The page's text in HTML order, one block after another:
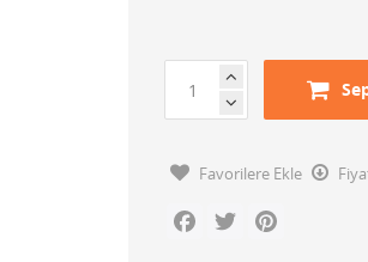
Favorilere Ekle
Facebook
Twitter